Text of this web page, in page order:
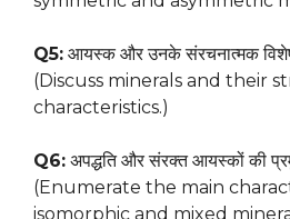
Q5: आयस्क और उनके संरचनात्मक
(Discuss minerals and their
characteristics.)
Q6: अपद्धति और संरक्त आयस्कों की
(Enumerate the main
isomorphic and mixed